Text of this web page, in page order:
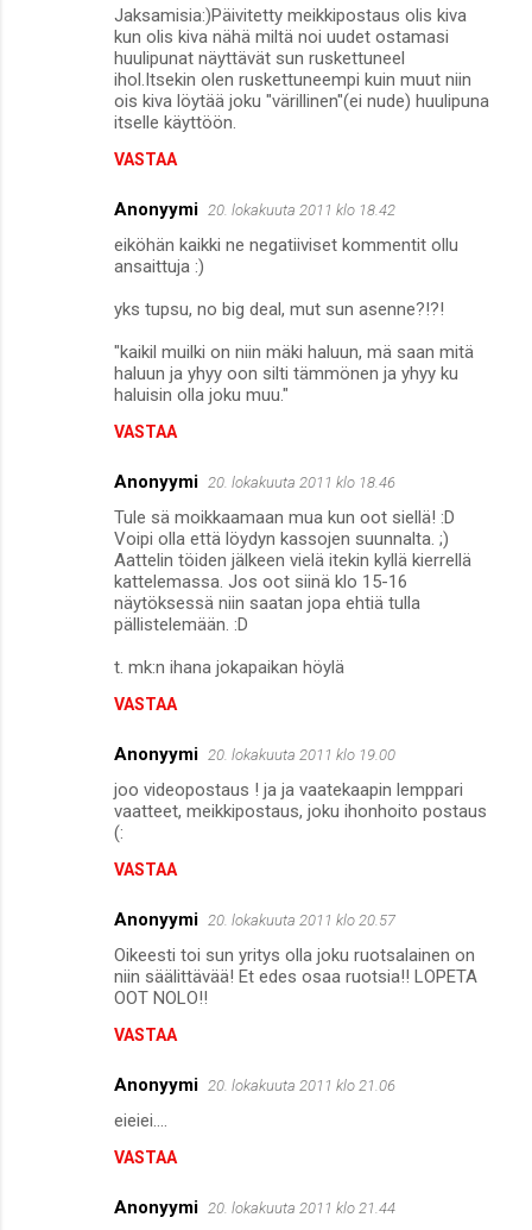
Jaksamisia:)Päivitetty meikkipostaus olis kiva
kun olis kiva nähä miltä noi uudet ostamasi
huulipunat näyttävät sun ruskettuneel
ihol.Itsekin olen ruskettuneempi kuin muut niin
ois kiva löytää joku "värillinen"(ei nude) huulipuna
itselle käyttöön.
VASTAA
Anonyymi 20. lokakuuta 2011 klo 18.42
eiköhän kaikki ne negatiiviset kommentit ollu
ansaittuja :)
yks tupsu, no big deal, mut sun asenne?!?!
"kaikil muilki on niin mäki haluun, mä saan mitä
haluun ja yhyy oon silti tämmönen ja yhyy ku
haluisin olla joku muu."
VASTAA
Anonyymi 20. lokakuuta 2011 klo 18.46
Tule sä moikkaamaan mua kun oot siellä! :D
Voipi olla että löydyn kassojen suunnalta. ;)
Aattelin töiden jälkeen vielä itekin kyllä kierrellä
kattelemassa. Jos oot siinä klo 15-16
näytöksessä niin saatan jopa ehtiä tulla
pällistelemään. :D
t. mk:n ihana jokapaikan höylä
VASTAA
Anonyymi 20. lokakuuta 2011 klo 19.00
joo videopostaus ! ja ja vaatekaapin lemppari
vaatteet, meikkipostaus, joku ihonhoito postaus
(:
VASTAA
Anonyymi 20. lokakuuta 2011 klo 20.57
Oikeesti toi sun yritys olla joku ruotsalainen on
niin säälittävää! Et edes osaa ruotsia!! LOPETA
OOT NOLO!!
VASTAA
Anonyymi 20. lokakuuta 2011 klo 21.06
eieiei....
VASTAA
Anonyymi 20. lokakuuta 2011 klo 21.44